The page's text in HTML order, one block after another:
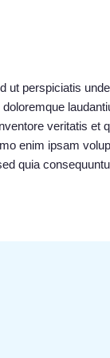
ut perspiciatis
doloremque
veritatis et
enim ipsam
quia